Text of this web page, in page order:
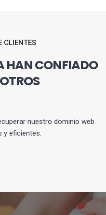
CLIENTES
HAN CONFIADO
nuestro dominio web.
y eficientes.